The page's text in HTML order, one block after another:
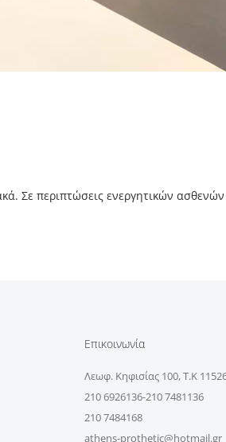
Σε περιπτώσεις ενεργητικών
Επικοινωνία
Λεωφ. Κηφισίας 100, Τ.Κ
210 6926136-210 7481136
210 7484168
athens-prothetic@hotmail.gr